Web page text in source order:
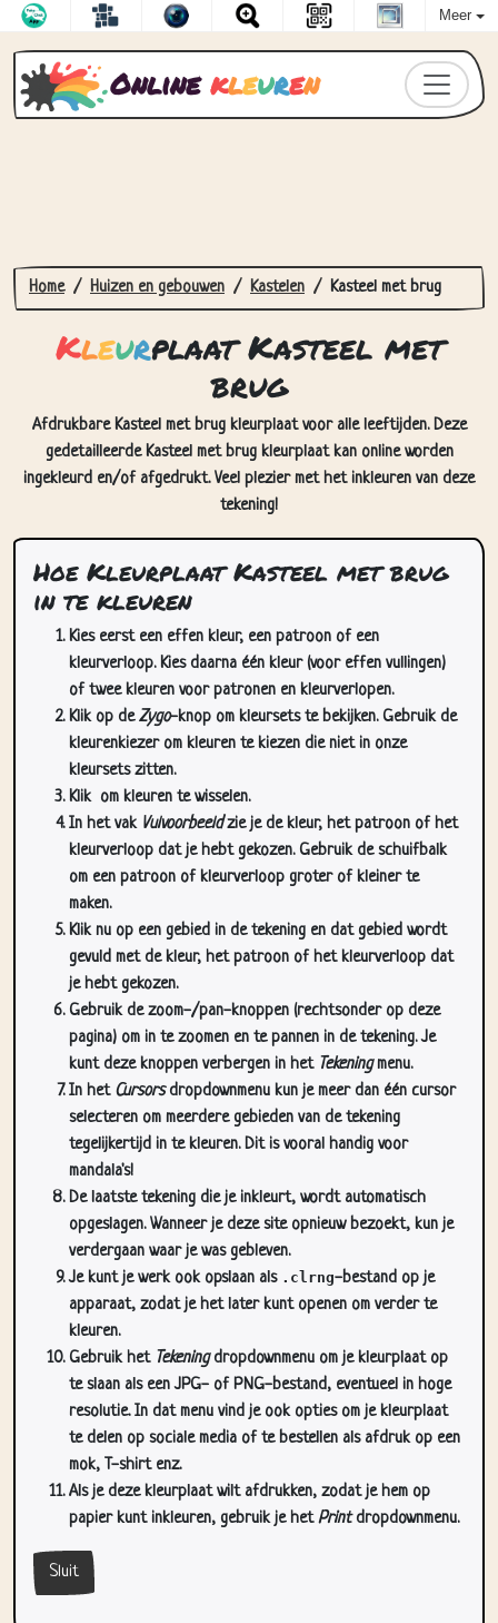
Meer
Online kleuren
Home Huizen en gebouwen Kastelen Kasteel met brug
Kleurplaat Kasteel met
brug
Afdrukbare Kasteel met brug kleurplaat voor alle leeftijden. Deze
gedetailleerde Kasteel met brug kleurplaat kan online worden
ingekleurd en/of afgedrukt. Veel plezier met het inkleuren van deze
tekening!
Hoe Kleurplaat Kasteel met brug
in te kleuren
Kies eerst een effen kleur, een patroon of een
kleurverloop. Kies daarna één kleur (voor effen vullingen)
of twee kleuren voor patronen en kleurverlopen.
Klik op deZygo-knop om kleursets te bekijken. Gebruik de
kleurenkiezer om kleuren te kiezen die niet in onze
kleursets zitten.
Klik om kleuren te wisselen.
In het vak Vulvoorbeeldzie je de kleur, het patroon of het
kleurverloop dat je hebt gekozen. Gebruik de schuifbalk
om een patroon of kleurverloop groter of kleiner te
maken.
Klik nu op een gebied in de tekening en dat gebied wordt
gevuld met de kleur, het patroon of het kleurverloop dat
je hebt gekozen.
Gebruik de zoom-/pan-knoppen (rechtsonder op deze
pagina) om in te zoomen en te pannen in de tekening. Je
kunt deze knoppen verbergen in het Tekeningmenu.
In het Cursorsdropdownmenu kun je meer dan één cursor
selecteren om meerdere gebieden van de tekening
tegelijkertijd in te kleuren. Dit is vooral handig voor
mandala's!
De laatste tekening die je inkleurt, wordt automatisch
opgeslagen. Wanneer je deze site opnieuw bezoekt, kun je
verdergaan waar je was gebleven.
Je kunt je werk ook opslaan als .clrng-bestand op je
apparaat, zodat je het later kunt openen om verder te
kleuren.
Gebruik het Tekeningdropdownmenu om je kleurplaat op
te slaan als een JPG- of PNG-bestand, eventueel in hoge
resolutie. In dat menu vind je ook opties om je kleurplaat
te delen op sociale media of te bestellen als afdruk op een
mok, T-shirt enz.
Als je deze kleurplaat wilt afdrukken, zodat je hem op
papier kunt inkleuren, gebruik je hetPrintdropdownmenu.
Sluit